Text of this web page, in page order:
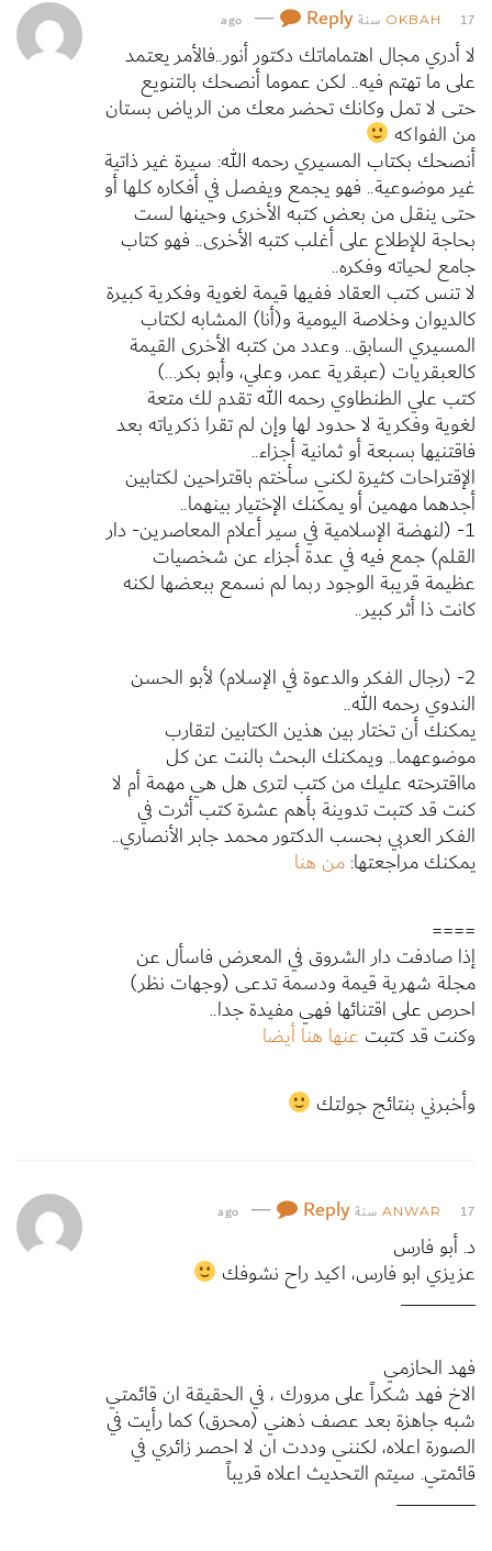
OKBAH 17 سنة ago —
Reply
لا أدري مجال اهتماماتك دكتور أنور..فالأمر يعتمد
على ما تهتم فيه.. لكن عموما أنصحك بالتنويع
حتى لا تمل وكانك تحضر معك من الرياض بستان
من الفواكه
أنصحك بكتاب المسيري رحمه الله: سيرة غير ذاتية
غير موضوعية.. فهو يجمع ويفصل في أفكاره كلها أو
حتى ينقل من بعض كتبه الأخرى وحينها لست
بحاجة للإطلاع على أغلب كتبه الأخرى.. فهو كتاب
جامع لحياته وفكره..
لا تنس كتب العقاد ففيها قيمة لغوية وفكرية كبيرة
كالديوان وخلاصة اليومية و(أنا) المشابه لكتاب
المسيري السابق.. وعدد من كتبه الأخرى القيمة
كالعبقريات (عبقرية عمر، وعلي، وأبو بكر…)
كتب علي الطنطاوي رحمه الله تقدم لك متعة
لغوية وفكرية لا حدود لها وإن لم تقرا ذكرياته بعد
فاقتنيها بسبعة أو ثمانية أجزاء..
الإقتراحات كثيرة لكني سأختم باقتراحين لكتابين
أجدهما مهمين أو يمكنك الإختيار بينهما..
1- (لنهضة الإسلامية في سير أعلام المعاصرين- دار
القلم) جمع فيه في عدة أجزاء عن شخصيات
عظيمة قريبة الوجود ربما لم نسمع ببعضها لكنه
كانت ذا أثر كبير..
2- (رجال الفكر والدعوة في الإسلام) لأبو الحسن
الندوي رحمه الله..
يمكنك أن تختار بين هذين الكتابين لتقارب
موضوعهما.. ويمكنك البحث بالنت عن كل
مااقترحته عليك من كتب لترى هل هي مهمة أم لا
كنت قد كتبت تدوينة بأهم عشرة كتب أثرت في
الفكر العربي بحسب الدكتور محمد جابر الأنصاري..
يمكنك مراجعتها:من هنا
====
إذا صادفت دار الشروق في المعرض فاسأل عن
مجلة شهرية قيمة ودسمة تدعى (وجهات نظر)
احرص على اقتنائها فهي مفيدة جدا..
وكنت قد كتبتعنها هنا أيضا
وأخبرني بنتائج جولتك
ANWAR 17 سنة ago —
Reply
د. أبو فارس
عزيزي ابو فارس، اكيد راح نشوفك
ــــــــــــــــــــــــــــــــــ
فهد الحازمي
الاخ فهد شكراً على مرورك ، في الحقيقة ان قائمتي
شبه جاهزة بعد عصف ذهني (محرق) كما رأيت في
الصورة اعلاه، لكنني وددت ان لا احصر زائري في
قائمتي. سيتم التحديث اعلاه قريباً
ــــــــــــــــــــــــــــــــــــ